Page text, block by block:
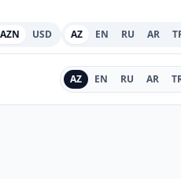
AZN USD AZ EN RU AR
AZ EN RU AR